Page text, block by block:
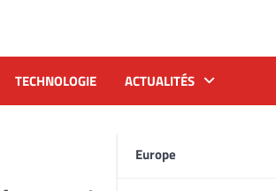
TECHNOLOGIE ACTUALITÉS
Europe